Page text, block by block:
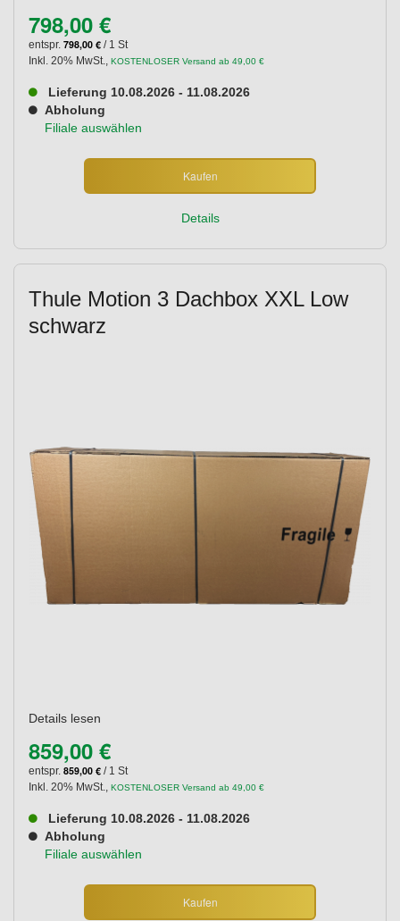
798,00 €
entspr. 798,00 € / 1 St
Inkl. 20% MwSt., KOSTENLOSER Versand ab 49,00 €
Lieferung 10.08.2026 - 11.08.2026
Abholung
Filiale auswählen
Kaufen
Details
Thule Motion 3 Dachbox XXL Low
schwarz
Details lesen
859,00 €
entspr. 859,00 € / 1 St
Inkl. 20% MwSt., KOSTENLOSER Versand ab 49,00 €
Lieferung 10.08.2026 - 11.08.2026
Abholung
Filiale auswählen
Kaufen